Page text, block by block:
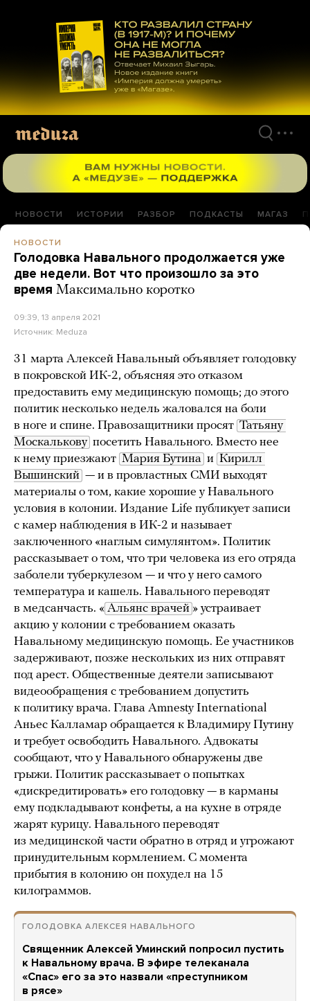
материалам
НОВОСТИ ИСТОРИИ РАЗБОР ПОДКАСТЫ МАГАЗ
НОВОСТИ
Голодовка Навального продолжается уже
две недели. Вот что произошло за это
время Максимально коротко
09:39, 13 апреля 2021
Источник: Meduza
31 марта Алексей Навальный объявляет голодовку
в покровской ИК-2, объясняя это отказом
предоставить ему медицинскую помощь; до этого
политик несколько недель жаловался на боли
в ноге и спине. Правозащитники просят Татьяну
Москалькову посетить Навального. Вместо нее
к нему приезжают Мария Бутина и Кирилл
Вышинский — и в провластных СМИ выходят
материалы о том, какие хорошие у Навального
условия в колонии. Издание Life публикует записи
с камер наблюдения в ИК-2 и называет
заключенного «наглым симулянтом». Политик
рассказывает о том, что три человека из его отряда
заболели туберкулезом — и что у него самого
температура и кашель. Навального переводят
в медсанчасть. « Альянс врачей » устраивает
акцию у колонии с требованием оказать
Навальному медицинскую помощь. Ее участников
задерживают, позже нескольких из них отправят
под арест. Общественные деятели записывают
видеообращения с требованием допустить
к политику врача. Глава Amnesty International
Аньес Калламар обращается к Владимиру Путину
и требует освободить Навального. Адвокаты
сообщают, что у Навального обнаружены две
грыжи. Политик рассказывает о попытках
«дискредитировать» его голодовку — в карманы
ему подкладывают конфеты, а на кухне в отряде
жарят курицу. Навального переводят
из медицинской части обратно в отряд и угрожают
принудительным кормлением. С момента
прибытия в колонию он похудел на 15
килограммов.
ГОЛОДОВКА АЛЕКСЕЯ НАВАЛЬНОГО
Священник Алексей Уминский попросил пустить
к Навальному врача. В эфире телеканала
«Спас» его за это назвали «преступником
в рясе»